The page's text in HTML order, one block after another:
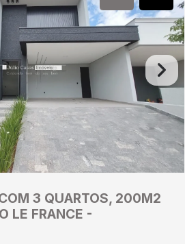
3 QUARTOS, 200M2
LE FRANCE -